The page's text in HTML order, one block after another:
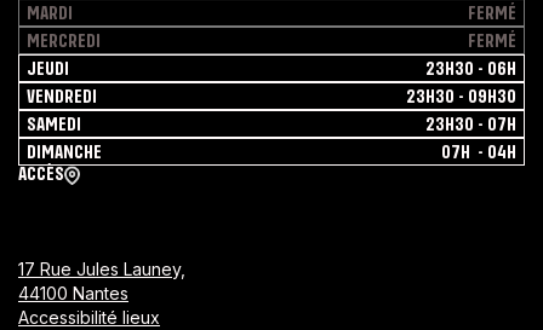
MARDI
FERMÉ
MERCREDI
FERMÉ
JEUDI
23H30 - 06H
VENDREDI
23H30 - 09H30
SAMEDI
23H30 - 07H
DIMANCHE
07H - 04H
ACCÈS
17 Rue Jules Launey,
44100 Nantes
Accessibilité lieux